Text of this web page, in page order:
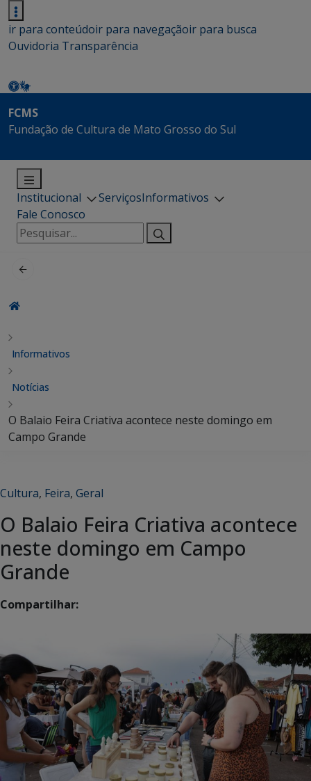
ir para conteúdoir para navegaçãoir para busca
Ouvidoria Transparência
FCMS
Fundação de Cultura de Mato Grosso do Sul
Institucional ServiçosInformativos
Fale Conosco
Pesquisar
por:
Informativos
Notícias
O Balaio Feira Criativa acontece neste domingo em
Campo Grande
Cultura, Feira, Geral
O Balaio Feira Criativa acontece
neste domingo em Campo
Grande
Compartilhar: